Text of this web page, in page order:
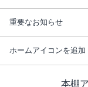
重要なお知らせ
ホームアイコンを追加
本棚